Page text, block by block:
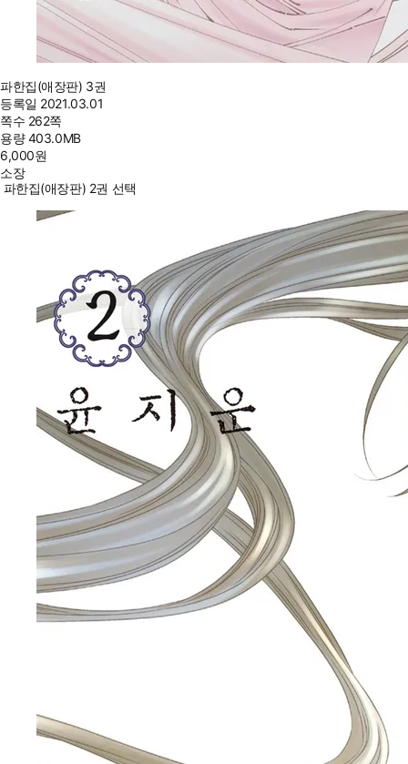
파한집(애장판) 3권
등록일 2021.03.01
쪽수 262쪽
용량403.0MB
6,000원
소장
파한집(애장판) 2권 선택